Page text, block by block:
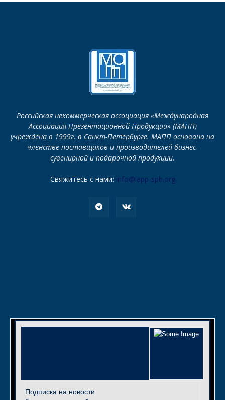
Российская некоммерческая ассоциация «Международная
Ассоциация Презентационной Продукции» (МАПП)
учреждена в 1999г. в Санкт-Петербурге. МАПП основана на
членстве поставщиков и производителей бизнес-
сувенирной и подарочной продукции.
Свяжитесь с нами: info@iapp-spb.org
Подписка на новости